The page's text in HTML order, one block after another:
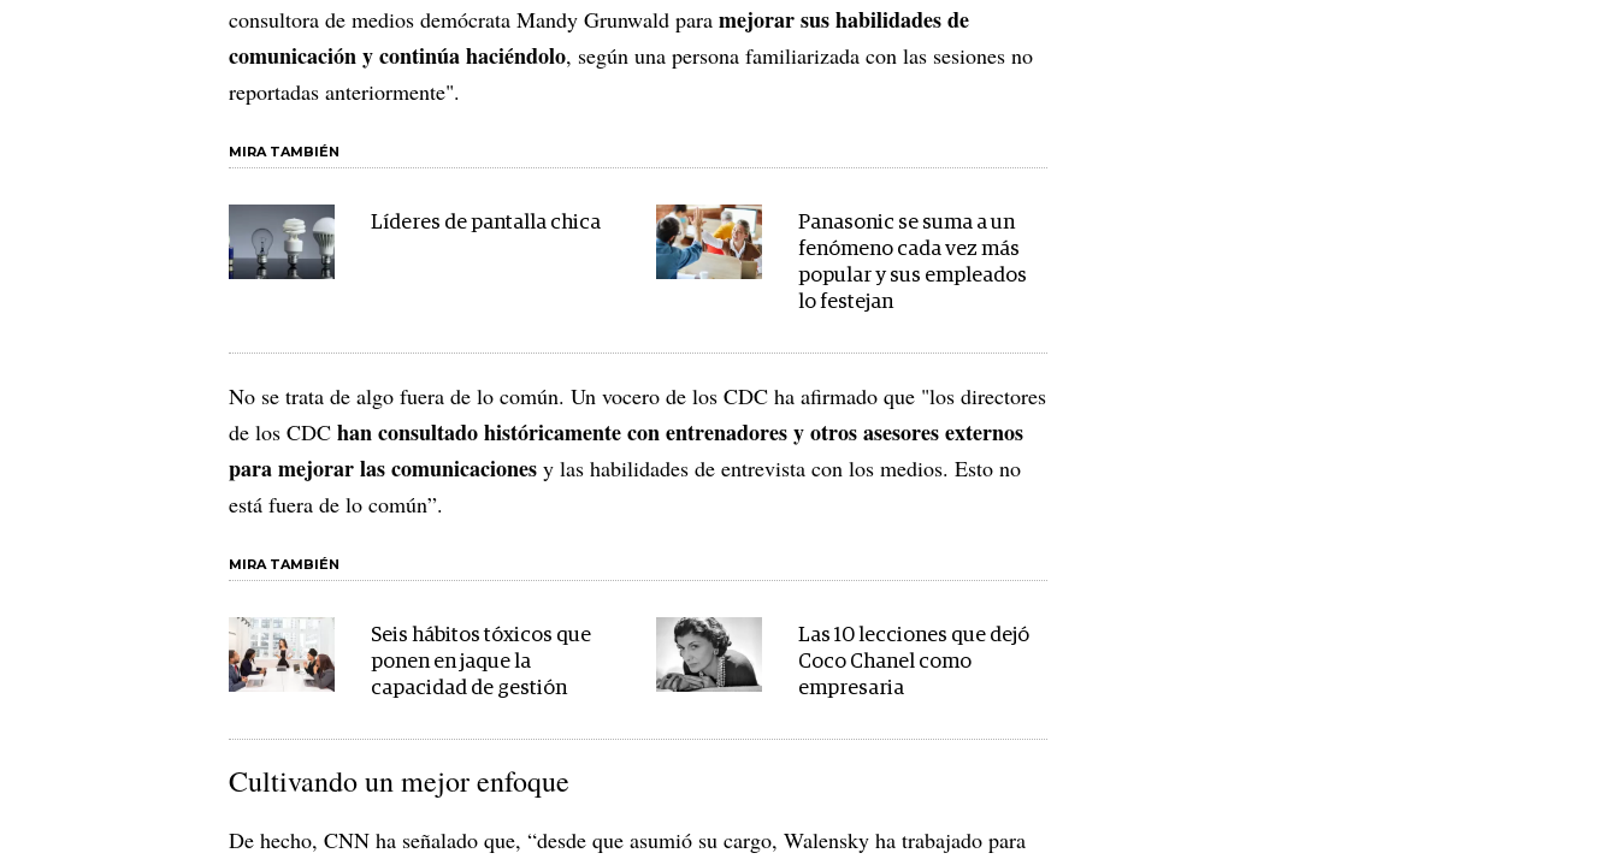
consultora de medios demócrata Mandy Grunwald para mejorar sus habilidades de
comunicación y continúa haciéndolo, según una persona familiarizada con las sesiones no
reportadas anteriormente".
MIRA TAMBIÉN
Líderes de pantalla chica
Panasonic se suma a un
fenómeno cada vez más
popular y sus empleados
lo festejan
No se trata de algo fuera de lo común. Un vocero de los CDC ha afirmado que "los directores
de los CDC han consultado históricamente con entrenadores y otros asesores externos
para mejorar las comunicaciones y las habilidades de entrevista con los medios. Esto no
está fuera de lo común”.
MIRA TAMBIÉN
Seis hábitos tóxicos que
ponen en jaque la
capacidad de gestión
Las 10 lecciones que dejó
Coco Chanel como
empresaria
Cultivando un mejor enfoque
De hecho, CNN ha señalado que, “desde que asumió su cargo, Walensky ha trabajado para